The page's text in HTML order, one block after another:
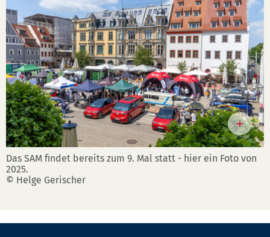
Das SAM findet bereits zum 9. Mal statt - hier ein Foto von
2025.
© Helge Gerischer